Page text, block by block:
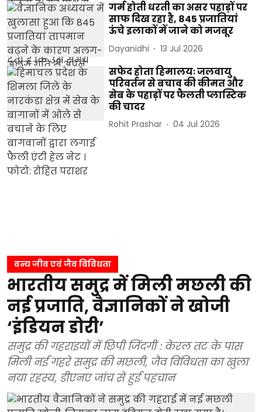
गर्म होती धरती का असर पहाड़ों पर
साफ दिख रहा है, 845 प्रजातियां
ऊंचे इलाकों में जाने को मजबूर
Dayanidhi 13 Jul 2026
सफेद होता हिमालयः जलवायु
परिवर्तन से बचाव की कीमत और
सेब के पहाड़ों पर फैलती प्लास्टिक
की चादर
Rohit Prashar 04 Jul 2026
वन्य जीव एवं जैव विविधता
भारतीय समुद्र में मिली मछली की
नई प्रजाति, वैज्ञानिकों ने खोजी
‘इंडियन डोरी’
समुद्र की गहराइयों में छिपी जिंदगी : केरल तट के पास
मिली नई गहरे समुद्र की मछली, जैव विविधता का खुला
नया रहस्य, डीएनए जांच से हुई पहचान